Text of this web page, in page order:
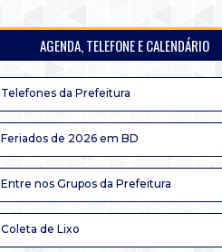
AGENDA, TELEFONE E CALENDÁRIO
Telefones da Prefeitura
Feriados de 2026 em BD
Entre nos Grupos da Prefeitura
Coleta de Lixo